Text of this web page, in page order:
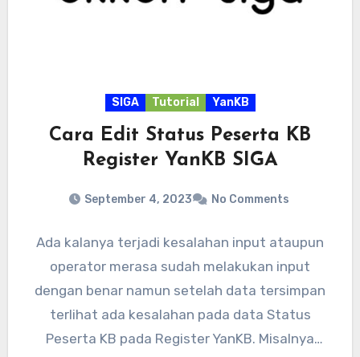
SIGA Tutorial YanKB
Cara Edit Status Peserta KB
Register YanKB SIGA
September 4, 2023 No Comments
Ada kalanya terjadi kesalahan input ataupun
operator merasa sudah melakukan input
dengan benar namun setelah data tersimpan
terlihat ada kesalahan pada data Status
Peserta KB pada Register YanKB. Misalnya